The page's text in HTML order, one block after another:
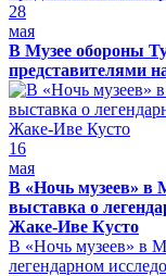
28
мая
В Музее обороны
представителями
16
мая
В «Ночь музеев» в
выставка о
Жаке-Иве Кусто
В «Ночь музеев» в
легендарном